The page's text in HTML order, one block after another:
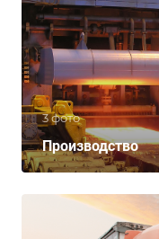
3 фото
Производство